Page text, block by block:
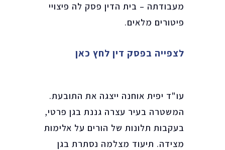
מעבודתה – בית הדין פסק לה פיצויי
פיטורים מלאים.
לצפייה בפסק דין לחץ כאן
עו"ד יפית אוחנה ייצגה את התובעת.
המשטרה בעיר עצרה גננת בגן פרטי,
בעקבות תלונות של הורים על אלימות
מצידה. תיעוד מצלמה נסתרת בגן